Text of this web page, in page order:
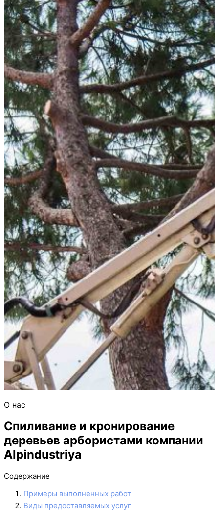
О нас
Спиливание и кронирование
деревьев арбористами компании
Alpindustriya
Содержание
Примеры выполненных работ
Виды предоставляемых услуг